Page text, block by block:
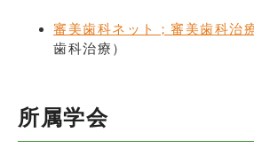
審美歯科ネット；審美歯科治
歯科治療）
所属学会